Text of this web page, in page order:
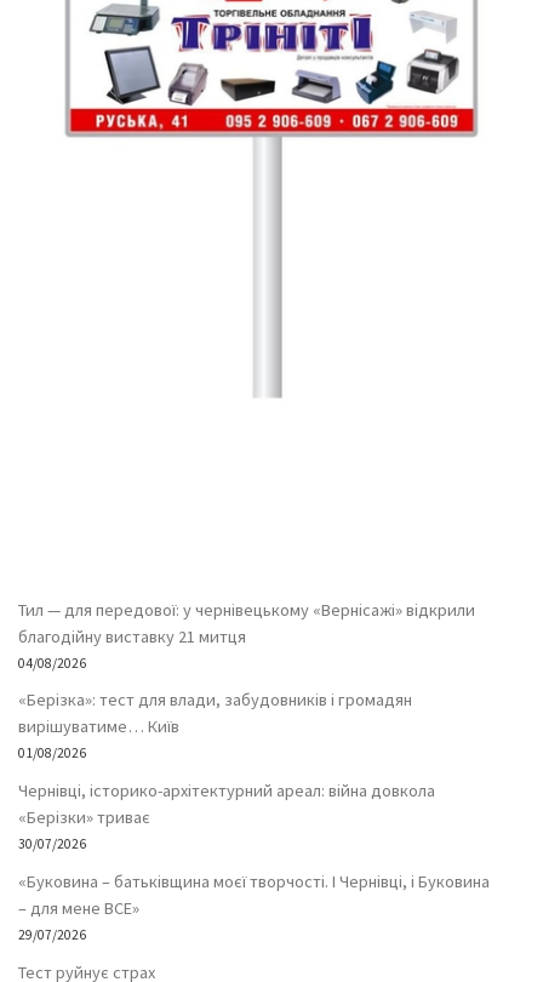
Тил — для передової: у чернівецькому «Вернісажі» відкрили
благодійну виставку 21 митця
04/08/2026
«Берізка»: тест для влади, забудовників і громадян
вирішуватиме… Київ
01/08/2026
Чернівці, історико-архітектурний ареал: війна довкола
«Берізки» триває
30/07/2026
«Буковина – батьківщина моєї творчості. І Чернівці, і Буковина
– для мене ВСЕ»
29/07/2026
Тест руйнує страх